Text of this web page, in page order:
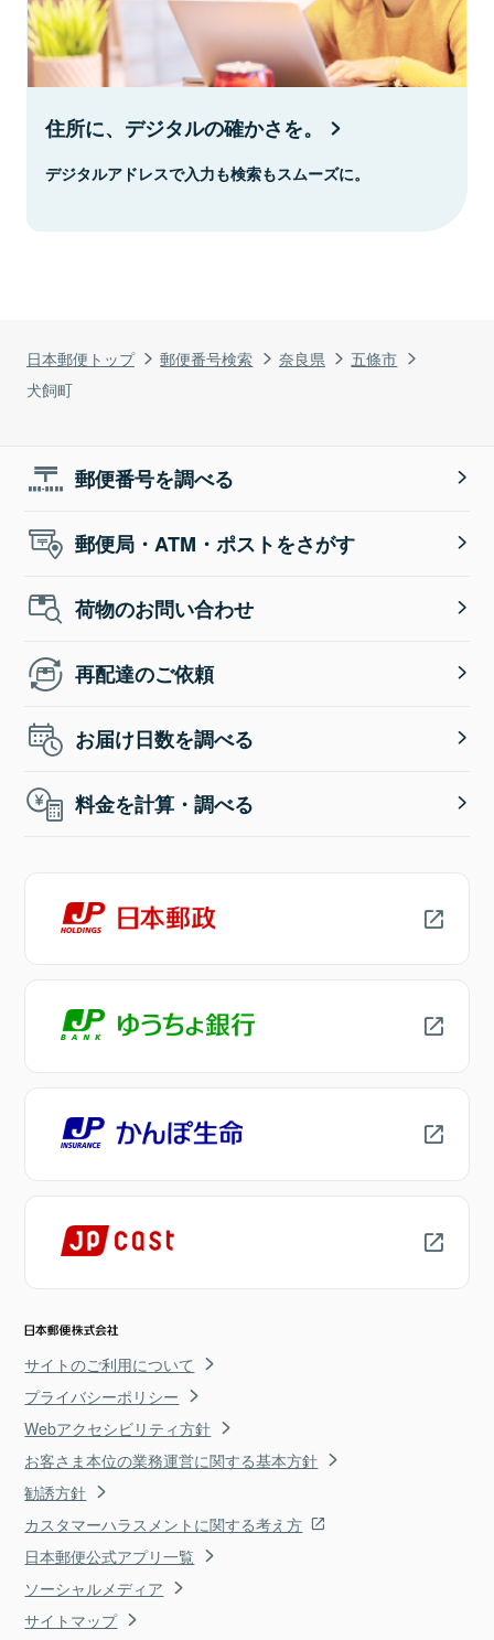
日本郵便トップ 郵便番号検索 奈良県
五條市
犬飼町
住所に、デジタルの確かさを。
デジタルアドレスで入力も検索もスムーズに。
郵便番号を調べる
郵便局・ATM・ポストをさがす
荷物のお問い合わせ
再配達のご依頼
お届け日数を調べる
料金を計算・調べる
サイトのご利用について
プライバシーポリシー
Webアクセシビリティ方針
お客さま本位の業務運営に関する基本方針
勧誘方針
カスタマーハラスメントに関する考え方
日本郵便公式アプリ一覧
ソーシャルメディア
サイトマップ